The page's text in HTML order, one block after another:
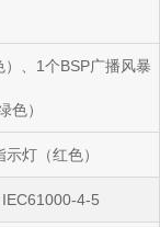
、 1个BSP广播风暴
色）
灯（红色）
IEC61000-4-5